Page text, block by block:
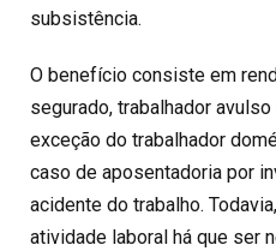
subsistência.
O benefício consiste em
segurado, trabalhador
exceção do trabalhador
caso de aposentadoria por
acidente do trabalho.
atividade laboral há que ser